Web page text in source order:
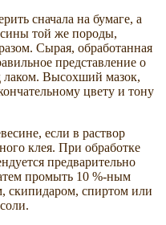
сначала на бумаге, а
той же породы,
Сырая, обработанная
представление о
лаком. Высохший мазок,
цвету и тону
если в раствор
клея. При обработке
предварительно
промыть 10 %-ным
скипидаром, спиртом или